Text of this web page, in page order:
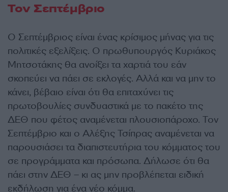
Τον Σεπτέμβριο
Ο Σεπτέμβριος είναι ένας κρίσιμος μήνας για τις
πολιτικές εξελίξεις. Ο πρωθυπουργός Κυριάκος
Μητσοτάκης θα ανοίξει τα χαρτιά του εάν
σκοπεύει να πάει σε εκλογές. Αλλά και να μην το
κάνει, βέβαιο είναι ότι θα επιταχύνει τις
πρωτοβουλίες συνδυαστικά με το πακέτο της
ΔΕΘ που φέτος αναμένεται πλουσιοπάροχο. Τον
Σεπτέμβριο και ο Αλέξης Τσίπρας αναμένεται να
παρουσιάσει τα διαπιστευτήρια του κόμματος του
σε προγράμματα και πρόσωπα. Δήλωσε ότι θα
πάει στην ΔΕΘ – κι ας μην προβλέπεται ειδική
εκδήλωση για ένα νέο κόμμα.